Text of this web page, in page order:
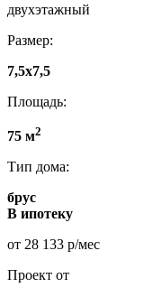
двухэтажный
Размер:
7,5x7,5
Площадь:
75 м2
Тип дома:
брус
В ипотеку
от 28 133 р/мес
Проект от